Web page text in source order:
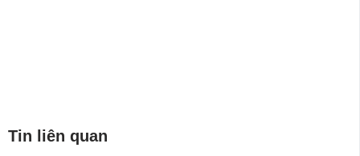
Tin liên quan